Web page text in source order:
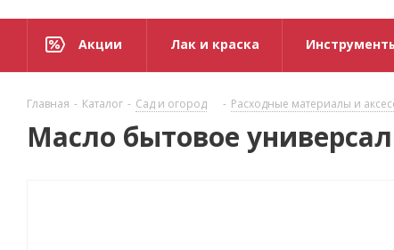
Акции Лак и краска
Главная - Каталог - Сад и огород - Расходные материалы и
Масло бытовое